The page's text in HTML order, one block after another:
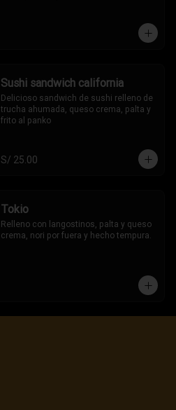
Sushi sandwich california
Delicioso sandwich de sushi relleno de
trucha ahumada, queso crema, palta y
frito al panko
S/ 25.00
Tokio
Relleno con langostinos, palta y queso
crema, nori por fuera y hecho tempura.